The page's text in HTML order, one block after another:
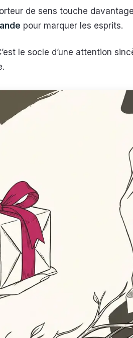
de sens touche
pour marquer les esprits.
le socle d’une attention